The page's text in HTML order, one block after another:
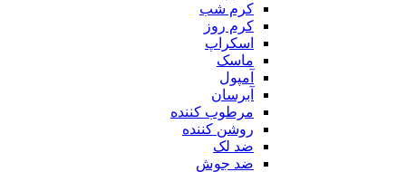
کرم شب
کرم روز
اسکراپ
ماسک
آمپول
آبرسان
مرطوب کننده
روشن کننده
ضد لک
ضد جوش